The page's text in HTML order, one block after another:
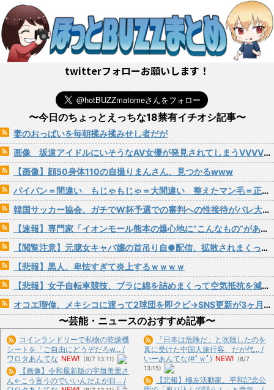
twitterフォローお願いします！
〜今日のちょっとえっちな18禁有イチオシ記事〜
妻のおっぱいを毎朝揉み揉みせし者だが
画像 坂道アイドルにいそうなAV女優が発見されてしまうVVVVVVVVVVVVVVVVVVVVVVVVVV
【画像】顔50身体110の自撮りまんさん、見つかるwww
パイパン＝間違い もじゃもじゃ＝大間違い 整えたマン毛＝正解！
韓国サッカー協会、ガチでW杯予選での審判への性接待がバレ大炎上大騒ぎにwww
【速報】専門家「イオンモール熊本の爆心地に”こんなもの”があったんだけど…」
【閲覧注意】元臆女キャバ嬢の首吊り自●配信、拡散されまくって終わるｗｗｗｗｗｗｗ
【悲報】黒人、卑怯すぎて炎上するｗｗｗｗ
【悲報】女子自転車競技、ブラに綿を詰めまくって空気抵抗を減らすチート技が発覚ｗｗｗ
オコエ瑠偉、メキシコに渡って2球団を即クビ→SNS更新が3ヶ月間止まって消息不明に
〜芸能・ニュースのおすすめ記事〜
コインランドリーで私物の乾燥機
シートを「ご自由にどうぞだろw... /
ワロタあんてな NEW! (8/7 13:11)
【画像】令和最新版の宇垣美里さ
ん←こう言うのでいいんだよが目... /
「日本は危険だ」と吹聴したのを
真に受けた中国人旅行客、だが代... /
いーあんてな(#ﾟｗﾟ) NEW! (8/7
13:15)
【悲報】極左活動家、平和記念公